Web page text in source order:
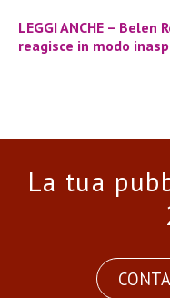
LEGGI ANCHE –
reagisce in modo
La tua